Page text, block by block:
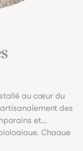
au cœur du
des
et
Chaque